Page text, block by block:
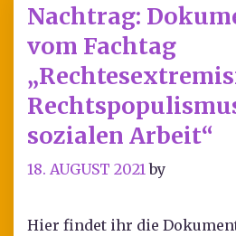
Nachtrag:
vom Fachtag
sozialen Arbeit“
18. AUGUST 2021 by
Hier findet ihr die